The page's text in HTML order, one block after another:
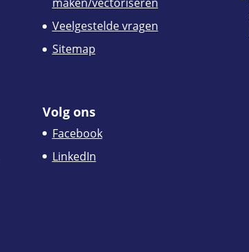
maken/vectoriseren
Veelgestelde vragen
Sitemap
Volg ons
Facebook
LinkedIn